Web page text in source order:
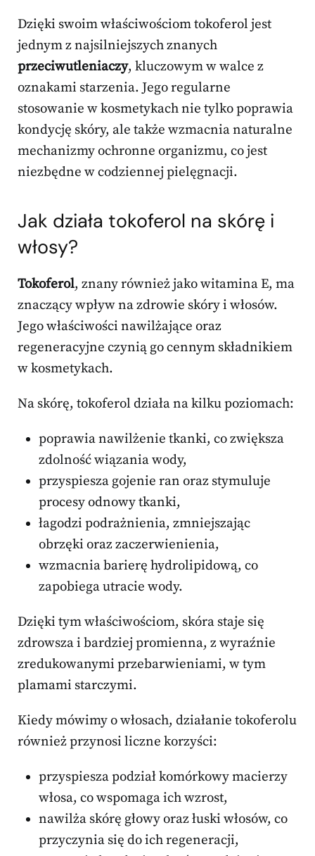
Dzięki swoim właściwościom tokoferol jest
jednym z najsilniejszych znanych
przeciwutleniaczy, kluczowym w walce z
oznakami starzenia. Jego regularne
stosowanie w kosmetykach nie tylko poprawia
kondycję skóry, ale także wzmacnia naturalne
mechanizmy ochronne organizmu, co jest
niezbędne w codziennej pielęgnacji.
Jak działa tokoferol na skórę i
włosy?
Tokoferol, znany również jako witamina E, ma
znaczący wpływ na zdrowie skóry i włosów.
Jego właściwości nawilżające oraz
regeneracyjne czynią go cennym składnikiem
w kosmetykach.
Na skórę, tokoferol działa na kilku poziomach:
poprawia nawilżenie tkanki, co zwiększa
zdolność wiązania wody,
przyspiesza gojenie ran oraz stymuluje
procesy odnowy tkanki,
łagodzi podrażnienia, zmniejszając
obrzęki oraz zaczerwienienia,
wzmacnia barierę hydrolipidową, co
zapobiega utracie wody.
Dzięki tym właściwościom, skóra staje się
zdrowsza i bardziej promienna, z wyraźnie
zredukowanymi przebarwieniami, w tym
plamami starczymi.
Kiedy mówimy o włosach, działanie tokoferolu
również przynosi liczne korzyści:
przyspiesza podział komórkowy macierzy
włosa, co wspomaga ich wzrost,
nawilża skórę głowy oraz łuski włosów, co
przyczynia się do ich regeneracji,